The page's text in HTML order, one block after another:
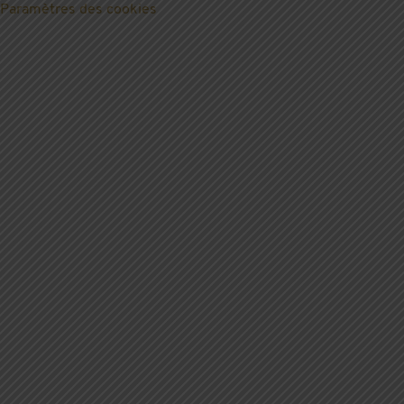
Paramètres des cookies